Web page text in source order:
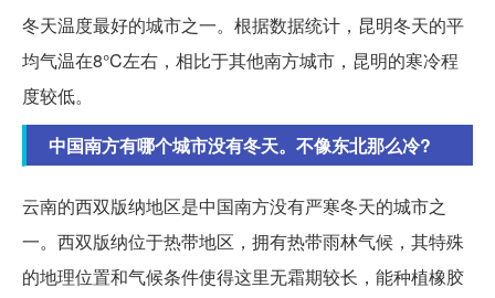
冬天温度最好的城市之一。根据数据统计，昆明冬天的平
均气温在8°C左右，相比于其他南方城市，昆明的寒冷程
度较低。
中国南方有哪个城市没有冬天。不像东北那么冷?
云南的西双版纳地区是中国南方没有严寒冬天的城市之
一。西双版纳位于热带地区，拥有热带雨林气候，其特殊
的地理位置和气候条件使得这里无霜期较长，能种植橡胶